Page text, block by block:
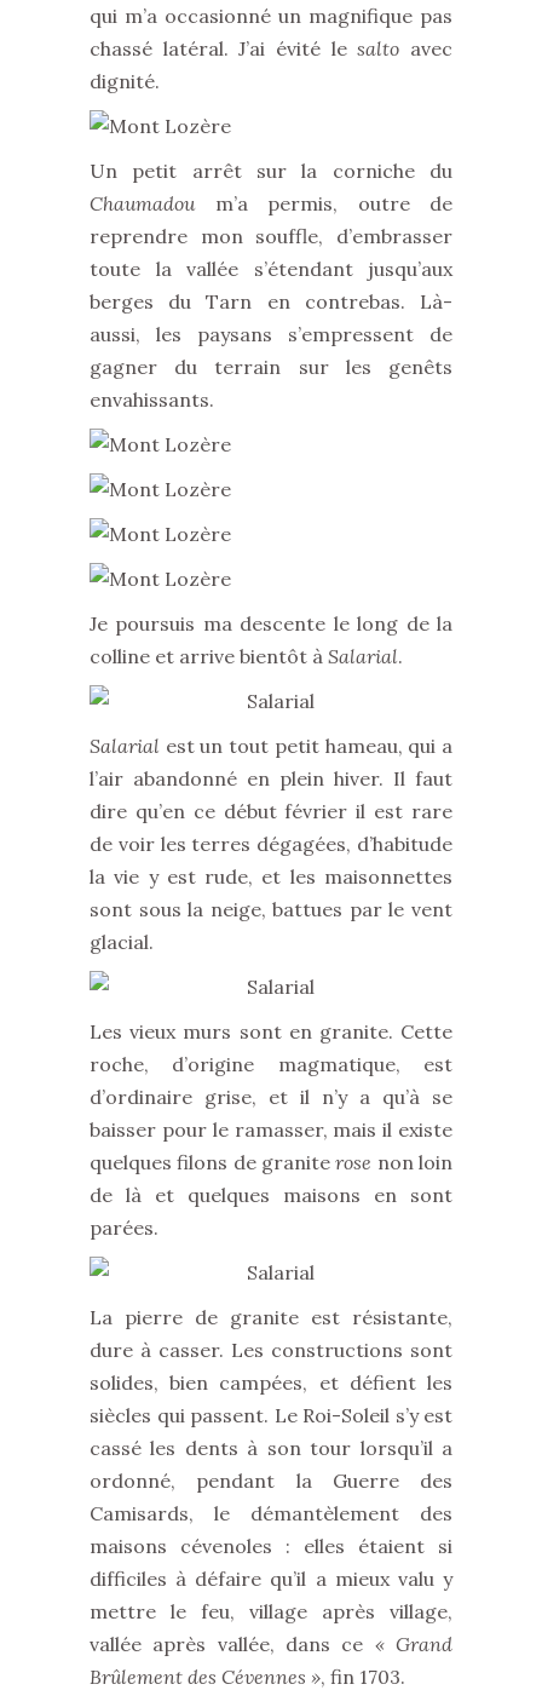
qui m’a occasionné un magnifique pas
chassé latéral. J’ai évité lesalto avec
dignité.
Un petit arrêt sur la corniche du
Chaumadoum’a permis, outre de
reprendre mon souffle, d’embrasser
toute la vallée s’étendant jusqu’aux
berges du Tarn en contrebas. Là-
aussi, les paysans s’empressent de
gagner du terrain sur les genêts
envahissants.
Je poursuis ma descente le long de la
colline et arrive bientôt à Salarial.
Salarial est un tout petit hameau, qui a
l’air abandonné en plein hiver. Il faut
dire qu’en ce début février il est rare
de voir les terres dégagées, d’habitude
la vie y est rude, et les maisonnettes
sont sous la neige, battues par le vent
glacial.
Les vieux murs sont en granite. Cette
roche, d’origine magmatique, est
d’ordinaire grise, et il n’y a qu’à se
baisser pour le ramasser, mais il existe
quelques filons de graniterose non loin
de là et quelques maisons en sont
parées.
La pierre de granite est résistante,
dure à casser. Les constructions sont
solides, bien campées, et défient les
siècles qui passent. Le Roi-Soleil s’y est
cassé les dents à son tour lorsqu’il a
ordonné, pendant la Guerre des
Camisards, le démantèlement des
maisons cévenoles : elles étaient si
difficiles à défaire qu’il a mieux valu y
mettre le feu, village après village,
vallée après vallée, dans ce « Grand
Brûlement des Cévennes », fin 1703.